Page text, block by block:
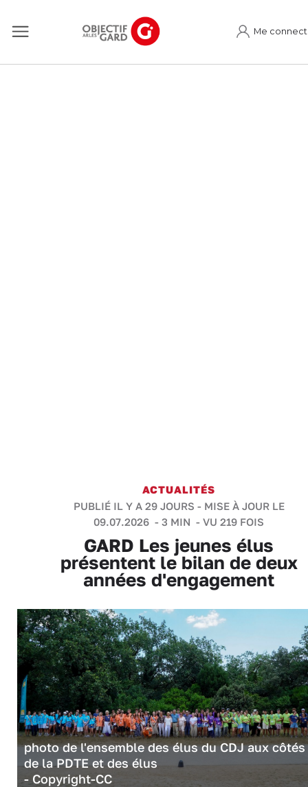
Me
ACTUALITÉS
PUBLIÉ IL Y A 29 JOURS - MISE À JOUR LE
09.07.2026 - 3 MIN - VU 219 FOIS
GARD Les jeunes élus
présentent le bilan de deux
années d'engagement
photo de l'ensemble des élus du CDJ aux côtés
de la PDTE et des élus
- Copyright-CC